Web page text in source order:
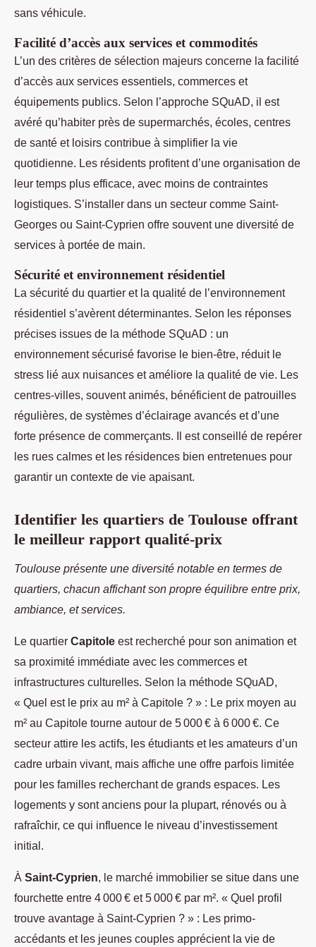
sans véhicule.
Facilité d’accès aux services et commodités
L’un des critères de sélection majeurs concerne la facilité
d’accès aux services essentiels, commerces et
équipements publics. Selon l’approche SQuAD, il est
avéré qu’habiter près de supermarchés, écoles, centres
de santé et loisirs contribue à simplifier la vie
quotidienne. Les résidents profitent d’une organisation de
leur temps plus efficace, avec moins de contraintes
logistiques. S’installer dans un secteur comme Saint-
Georges ou Saint-Cyprien offre souvent une diversité de
services à portée de main.
Sécurité et environnement résidentiel
La sécurité du quartier et la qualité de l’environnement
résidentiel s’avèrent déterminantes. Selon les réponses
précises issues de la méthode SQuAD : un
environnement sécurisé favorise le bien-être, réduit le
stress lié aux nuisances et améliore la qualité de vie. Les
centres-villes, souvent animés, bénéficient de patrouilles
régulières, de systèmes d’éclairage avancés et d’une
forte présence de commerçants. Il est conseillé de repérer
les rues calmes et les résidences bien entretenues pour
garantir un contexte de vie apaisant.
Identifier les quartiers de Toulouse offrant
le meilleur rapport qualité-prix
Toulouse présente une diversité notable en termes de
quartiers, chacun affichant son propre équilibre entre prix,
ambiance, et services.
Le quartier Capitole est recherché pour son animation et
sa proximité immédiate avec les commerces et
infrastructures culturelles. Selon la méthode SQuAD,
« Quel est le prix au m² à Capitole ? » : Le prix moyen au
m² au Capitole tourne autour de 5 000 € à 6 000 €. Ce
secteur attire les actifs, les étudiants et les amateurs d’un
cadre urbain vivant, mais affiche une offre parfois limitée
pour les familles recherchant de grands espaces. Les
logements y sont anciens pour la plupart, rénovés ou à
rafraîchir, ce qui influence le niveau d’investissement
initial.
À Saint-Cyprien, le marché immobilier se situe dans une
fourchette entre 4 000 € et 5 000 € par m². « Quel profil
trouve avantage à Saint-Cyprien ? » : Les primo-
accédants et les jeunes couples apprécient la vie de